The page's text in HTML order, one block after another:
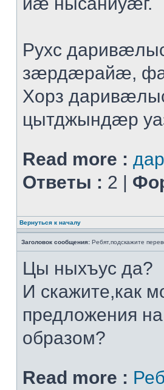
Рухс
зæрдæрайæ,
Хорз
цытджындæр
Read more :
Ответы : 2 |
Вернуться к началу
Заголовок сообщения: Ребят,подскажите
Цы ныхъус да?
И скажите,как
предложения
образом?
Read more :